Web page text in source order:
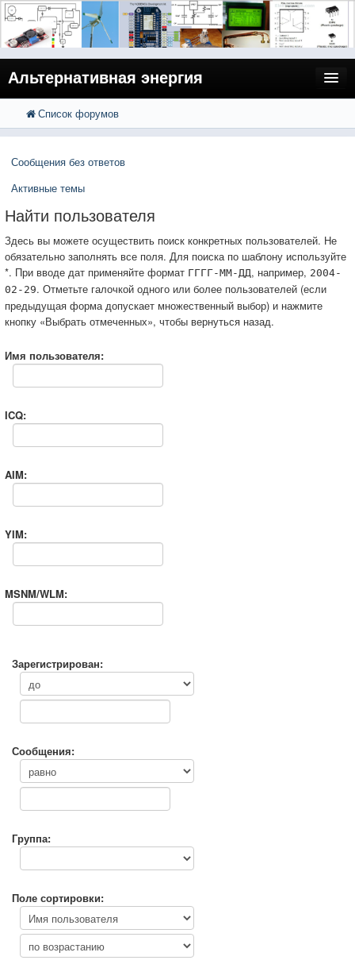
Альтернативная энергия
FAQ
Вход
Расширенный поиск
Список форумов
Сообщения без ответов
Активные темы
Найти пользователя
Здесь вы можете осуществить поиск конкретных пользователей. Не
обязательно заполнять все поля. Для поиска по шаблону используйте
*. При вводе дат применяйте формат ГГГГ-ММ-ДД, например, 2004-
02-29. Отметьте галочкой одного или более пользователей (если
предыдущая форма допускает множественный выбор) и нажмите
кнопку «Выбрать отмеченных», чтобы вернуться назад.
Имя пользователя:
ICQ:
AIM:
YIM:
MSNM/WLM:
Зарегистрирован:
Сообщения:
Группа:
Поле сортировки: